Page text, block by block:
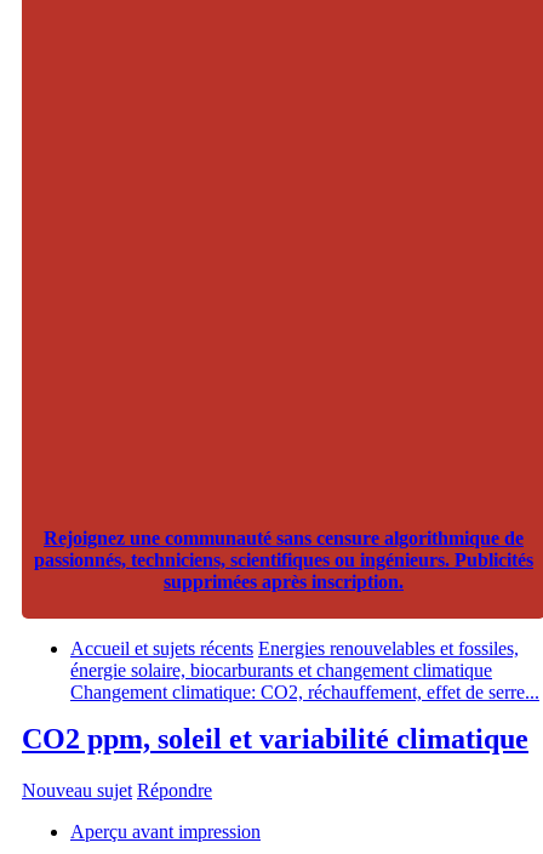
Rejoignez une communauté sans censure algorithmique de
passionnés, techniciens, scientifiques ou ingénieurs. Publicités
supprimées après inscription.
Accueil et sujets récents Energies renouvelables et fossiles,
énergie solaire, biocarburants et changement climatique
Changement climatique: CO2, réchauffement, effet de serre...
CO2 ppm, soleil et variabilité climatique
Nouveau sujet Répondre
Aperçu avant impression